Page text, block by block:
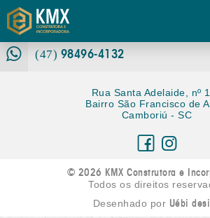
ÁREA DOS
(47) 3360-6680
(47) 98496-4132
Rua Santa Adelaide, nº
Bairro São Francisco de
Camboriú - SC
© 2026 KMX Construtora e
Todos os direitos
Desenhado por Uébi